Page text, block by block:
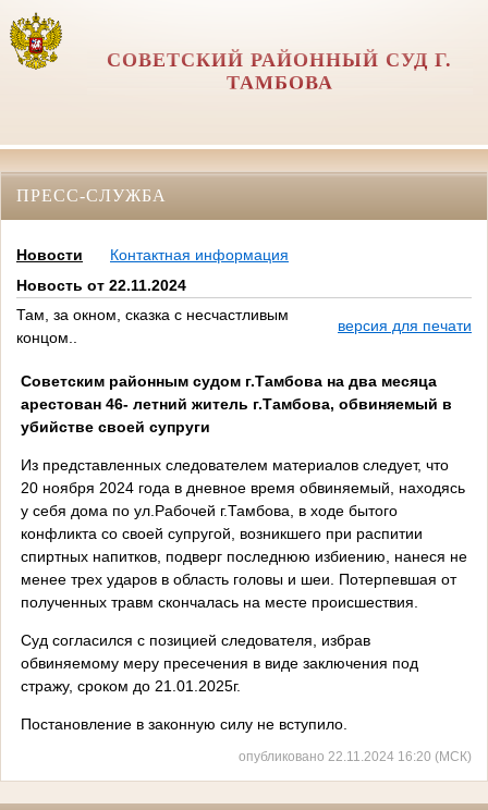
СОВЕТСКИЙ РАЙОННЫЙ СУД Г.
ТАМБОВА
ПРЕСС-СЛУЖБА
Новости
Контактная информация
Новость от 22.11.2024
Там, за окном, сказка с несчастливым
концом..
версия для печати
Советским районным судом г.Тамбова на два месяца
арестован 46- летний житель г.Тамбова, обвиняемый в
убийстве своей супруги
Из представленных следователем материалов следует, что
20 ноября 2024 года в дневное время обвиняемый, находясь
у себя дома по ул.Рабочей г.Тамбова, в ходе бытого
конфликта со своей супругой, возникшего при распитии
спиртных напитков, подверг последнюю избиению, нанеся не
менее трех ударов в область головы и шеи. Потерпевшая от
полученных травм скончалась на месте происшествия.
Суд согласился с позицией следователя, избрав
обвиняемому меру пресечения в виде заключения под
стражу, сроком до 21.01.2025г.
Постановление в законную силу не вступило.
опубликовано 22.11.2024 16:20 (МСК)